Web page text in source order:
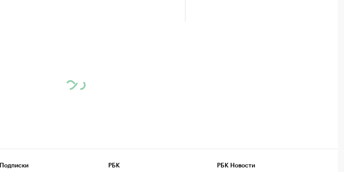
Подписки РБК РБК Новости